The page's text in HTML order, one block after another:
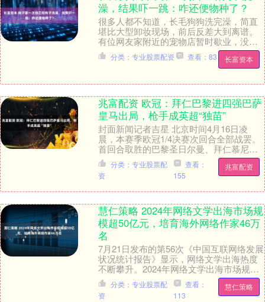
澡，结果吓一跳：咋还便物种了？
很多人都不知道，长毛狗狗洗完澡，简直
堪比大型卸妆现场，前后反差大到离谱。
有位网友家附近的宠物店暂时歇业，没办
法，只好亲自上手，给家里的博美洗澡。
毛发蓬松干爽....
长富资本
分类：专业股票配资 查看：83
兆富配资 欧冠：拜仁巴黎进四强巴萨
皇马出局，枪手成英超“独苗”
封面新闻记者吉星 北京时间4月16日凌
晨，本赛季欧冠1/4决赛次回合全部战罢。
首回合取胜的巴黎圣日尔曼、拜仁慕尼
黑、马德里竞技和阿森纳均晋级半决赛，
欧洲五大联赛....
兆富配资
分类：专业股票配
资
查看：
155
慧仁策略 2024年网络文学出海市场规
模超50亿元，培育海外网络作家46万
名
7月21日发布的第56次《中国互联网络发展
状况统计报告》显示，网络文学出海热度
不断攀升。2024年网络文学出海市场规模
超50亿元，培育海外网络作家46万名，海
外....
慧仁策略
分类：专业股票配
资
查看：
113